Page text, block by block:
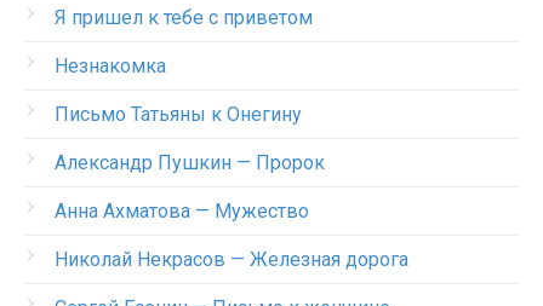
Я пришел к тебе с приветом
Незнакомка
Письмо Татьяны к Онегину
Александр Пушкин — Пророк
Анна Ахматова — Мужество
Николай Некрасов — Железная дорога